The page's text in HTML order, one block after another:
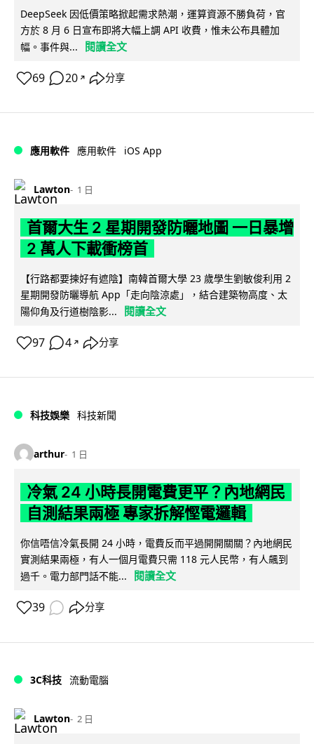
DeepSeek 因低價策略掀起需求熱潮，運算資源不勝負荷，官
方於 8 月 6 日宣布即將大幅上調 API 收費，惟未公布具體加
幅。事件與...
閱讀全文
69 20 ↗ 分享
應用軟件 應用軟件 iOS App
Lawton 1 日
首爾大生 2 星期開發防曬地圖 一日暴增
2 萬人下載衝榜首
【行路都要揀好有遮陰】南韓首爾大學 23 歲學生劉敏俊利用 2
星期開發防曬導航 App「走向陰涼處」，結合建築物高度、太
陽仰角及行道樹陰影...
閱讀全文
97 4 ↗ 分享
科技娛樂 科技新聞
arthur 1 日
冷氣 24 小時長開電費更平？內地網民
自測結果兩極 專家拆解慳電邏輯
你信唔信冷氣長開 24 小時，電費反而平過開開關關？內地網民
實測結果兩極，有人一個月電費只需 118 元人民幣，有人飆到
過千。電力部門話不能...
閱讀全文
39 分享
3C科技 流動電腦
Lawton 2 日